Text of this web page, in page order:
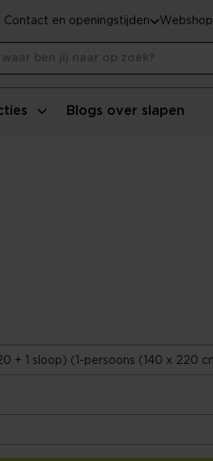
Blogs over slapen
Contact en openingstijden Webshop